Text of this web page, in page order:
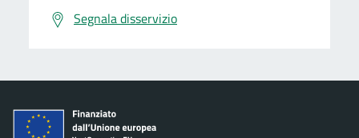
Segnala disservizio